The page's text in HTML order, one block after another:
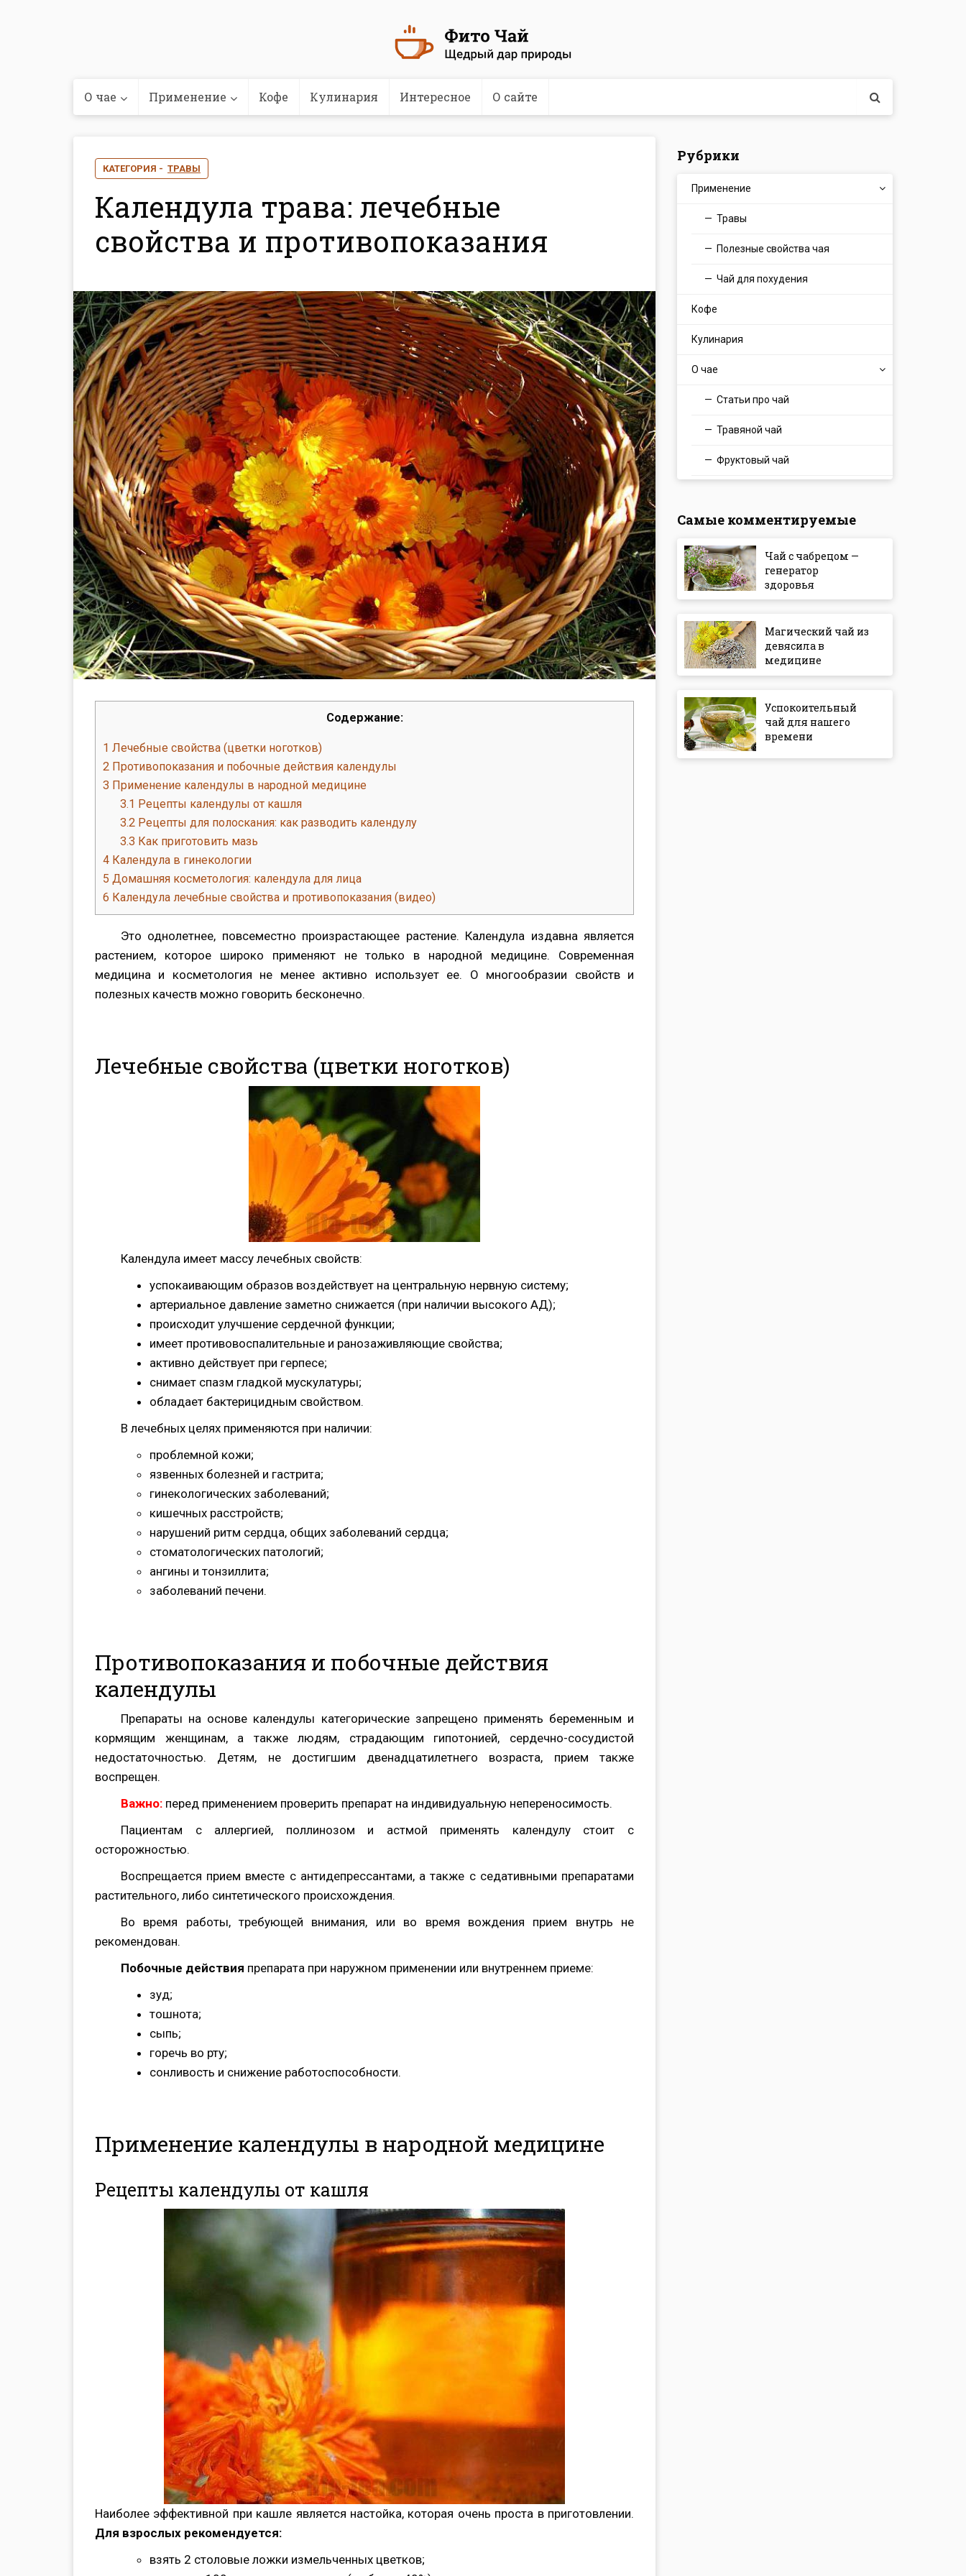
О чае Применение Кофе Кулинария Интересное О сайте
КАТЕГОРИЯ - ТРАВЫ
Календула трава: лечебные
свойства и противопоказания
Содержание:
1 Лечебные свойства (цветки ноготков)
2 Противопоказания и побочные действия календулы
3 Применение календулы в народной медицине
3.1 Рецепты календулы от кашля
3.2 Рецепты для полоскания: как разводить календулу
3.3 Как приготовить мазь
4 Календула в гинекологии
5 Домашняя косметология: календула для лица
6 Календула лечебные свойства и противопоказания (видео)
Это однолетнее, повсеместно произрастающее растение. Календула издавна является
растением, которое широко применяют не только в народной медицине. Современная
медицина и косметология не менее активно использует ее. О многообразии свойств и
полезных качеств можно говорить бесконечно.
Лечебные свойства (цветки ноготков)
Календула имеет массу лечебных свойств:
успокаивающим образов воздействует на центральную нервную систему;
артериальное давление заметно снижается (при наличии высокого АД);
происходит улучшение сердечной функции;
имеет противовоспалительные и ранозаживляющие свойства;
активно действует при герпесе;
снимает спазм гладкой мускулатуры;
обладает бактерицидным свойством.
В лечебных целях применяются при наличии:
проблемной кожи;
язвенных болезней и гастрита;
гинекологических заболеваний;
кишечных расстройств;
нарушений ритм сердца, общих заболеваний сердца;
стоматологических патологий;
ангины и тонзиллита;
заболеваний печени.
Противопоказания и побочные действия
календулы
Препараты на основе календулы категорические запрещено применять беременным и
кормящим женщинам, а также людям, страдающим гипотонией, сердечно-сосудистой
недостаточностью. Детям, не достигшим двенадцатилетнего возраста, прием также
воспрещен.
Важно: перед применением проверить препарат на индивидуальную непереносимость.
Пациентам с аллергией, поллинозом и астмой применять календулу стоит с
осторожностью.
Воспрещается прием вместе с антидепрессантами, а также с седативными препаратами
растительного, либо синтетического происхождения.
Во время работы, требующей внимания, или во время вождения прием внутрь не
рекомендован.
Побочные действия препарата при наружном применении или внутреннем приеме:
зуд;
тошнота;
сыпь;
горечь во рту;
сонливость и снижение работоспособности.
Применение календулы в народной медицине
Рецепты календулы от кашля
Наиболее эффективной при кашле является настойка, которая очень проста в приготовлении.
Для взрослых рекомендуется:
взять 2 столовые ложки измельченных цветков;
Рубрики
Применение
Травы
Полезные свойства чая
Чай для похудения
Кофе
Кулинария
О чае
Статьи про чай
Травяной чай
Фруктовый чай
Самые комментируемые
Чай с чабрецом —
генератор
здоровья
Магический чай из
девясила в
медицине
Успокоительный
чай для нашего
времени